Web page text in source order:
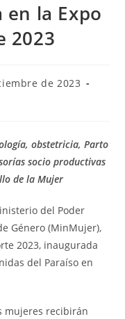
la Expo
2023
de 2023
obstetricia, Parto
socio productivas
de la Mujer
del Poder
Género (MinMujer),
2023, inaugurada
del Paraíso en
mujeres recibirán